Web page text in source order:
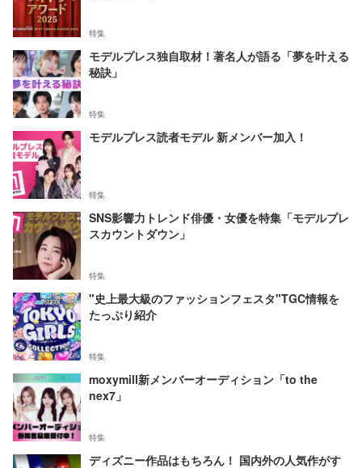
特集
モデルプレス独自取材！著名人が語る「夢を叶える
秘訣」
特集
モデルプレス読者モデル 新メンバー加入！
特集
SNS影響力トレンド俳優・女優を特集「モデルプレ
スカウントダウン」
特集
"史上最大級のファッションフェスタ"TGC情報を
たっぷり紹介
特集
moxymill新メンバーオーディション「to the
nex7」
特集
ディズニー作品はもちろん！ 国内外の人気作がす